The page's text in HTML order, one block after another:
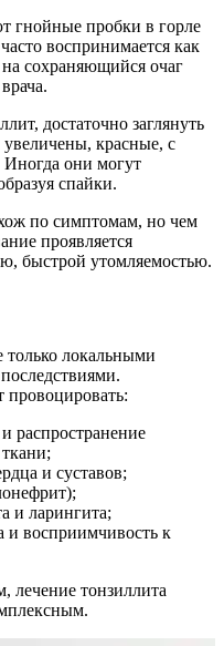
гнойные пробки в горле
воспринимается как
на сохраняющийся очаг
достаточно заглянуть
красные, с
они могут
спайки.
по симптомам, но чем
проявляется
быстрой утомляемостью.
только локальными
распространение
и суставов;
и ларингита;
восприимчивость к
лечение тонзиллита